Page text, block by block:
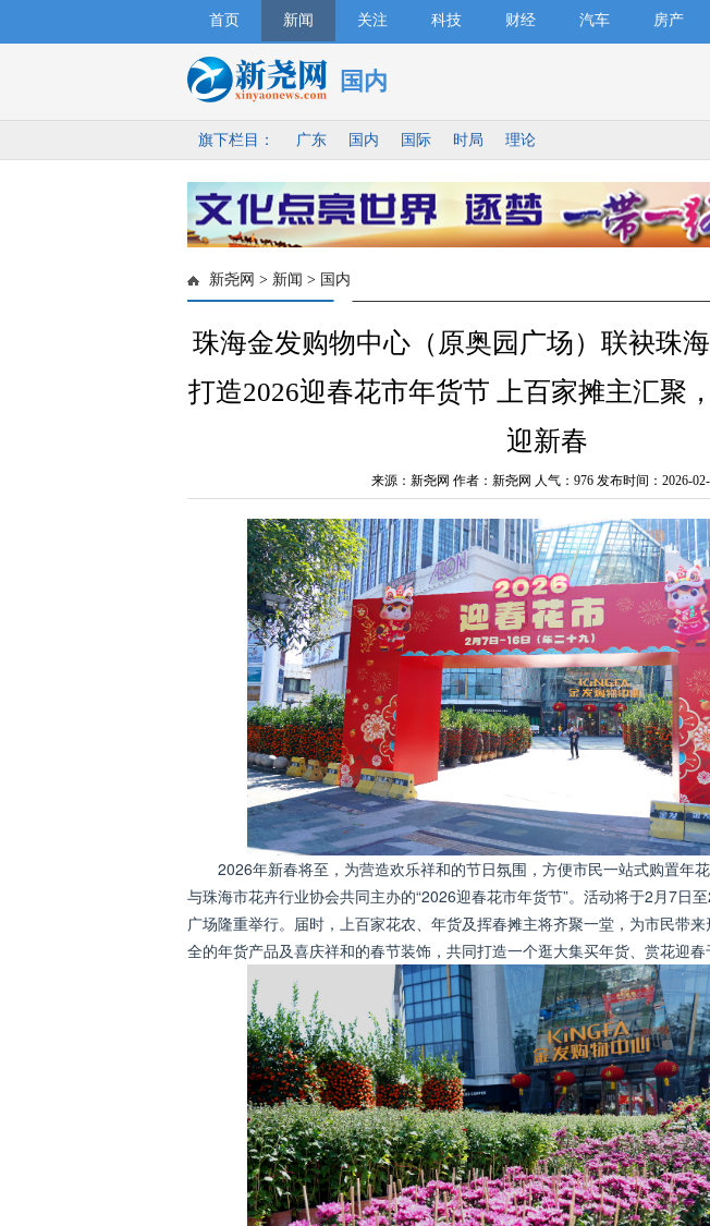
首页 新闻 关注 科技 财经 汽车 房产
国内
旗下栏目： 广东 国内 国际 时局 理论
新尧网 > 新闻 > 国内
珠海金发购物中心（原奥园广场）联袂珠
打造2026迎春花市年货节 上百家摊主汇聚
迎新春
来源：新尧网 作者：新尧网 人气： 976 发布时间：2026-
2026年新春将至，为营造欢乐祥和的节日氛围，方便市民一站式购置年
与珠海市花卉行业协会共同主办的“2026迎春花市年货节”。活动将于2月7日
广场隆重举行。届时，上百家花农、年货及挥春摊主将齐聚一堂，为市民带
全的年货产品及喜庆祥和的春节装饰，共同打造一个逛大集买年货、赏花迎春